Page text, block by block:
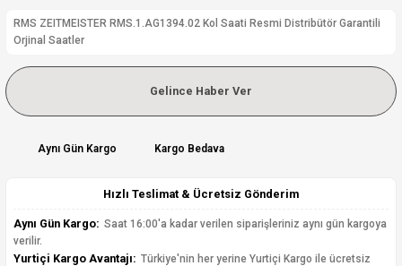
RMS ZEITMEISTER RMS.1.AG1394.02 Kol Saati Resmi Distribütör Garantili
Orjinal Saatler
Gelince Haber Ver
Aynı Gün Kargo Kargo Bedava
Hızlı Teslimat & Ücretsiz Gönderim
Aynı Gün Kargo: Saat 16:00'a kadar verilen siparişleriniz aynı gün kargoya
verilir.
Yurtiçi Kargo Avantajı: Türkiye'nin her yerine Yurtiçi Kargo ile ücretsiz